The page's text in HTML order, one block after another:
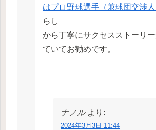
はプロ野球選手（兼球団交渉人
らし
から丁寧にサクセスストーリ
ていてお勧めです。
ナノル より:
2024年3月3日 11:44